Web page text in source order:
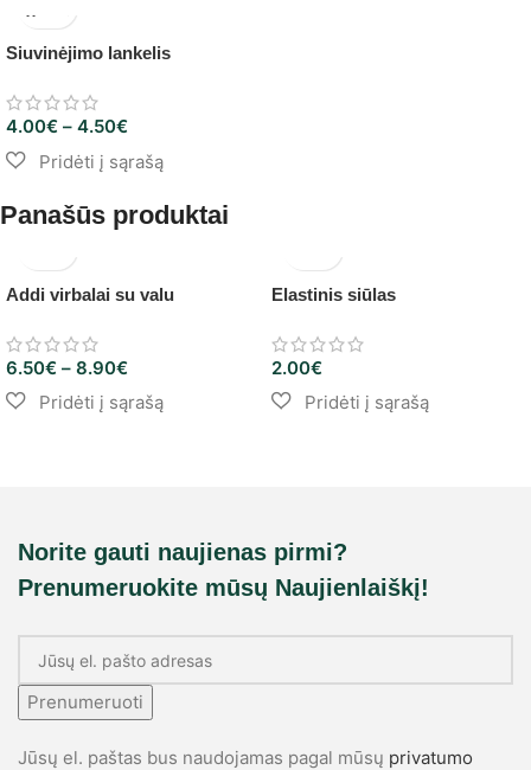
Siuvinėjimo lankelis
4.00€ – 4.50€
Panašūs produktai
Addi virbalai su valu
6.50€ – 8.90€
Elastinis siūlas
2.00€
Norite gauti naujienas pirmi?
Prenumeruokite mūsų Naujienlaiškį!
Prenumeruoti
Jūsų el. paštas bus naudojamas pagal mūsų privatumo